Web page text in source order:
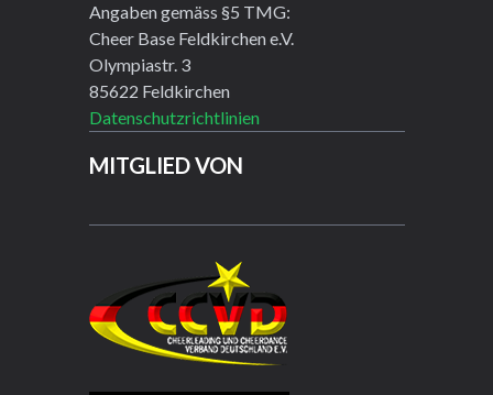
Angaben gemäss §5 TMG:
Cheer Base Feldkirchen e.V.
Olympiastr. 3
85622 Feldkirchen
Datenschutzrichtlinien
MITGLIED VON